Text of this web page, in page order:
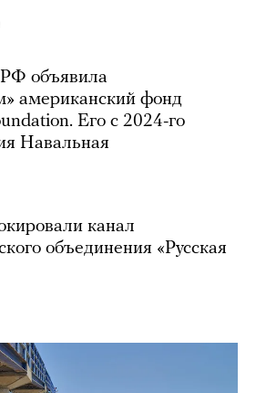
РФ объявила
американский фонд
Его с 2024-го
Навальная
канал
объединения «Русская